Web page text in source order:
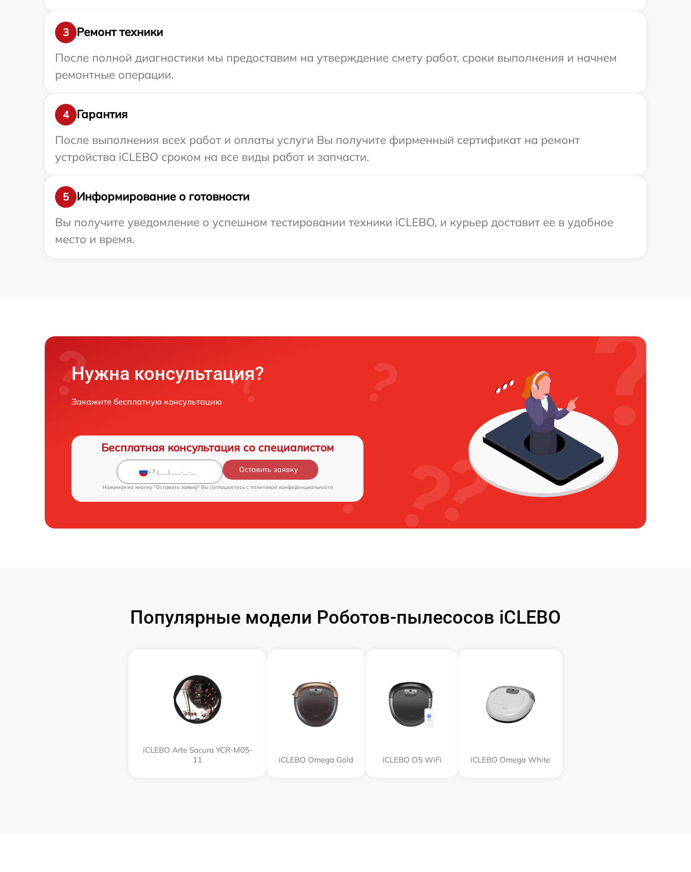
3
Ремонт техники
После полной диагностики мы предоставим на утверждение смету работ, сроки выполнения и начнем
ремонтные операции.
4
Гарантия
После выполнения всех работ и оплаты услуги Вы получите фирменный сертификат на ремонт
устройства iCLEBO сроком на все виды работ и запчасти.
5
Информирование о готовности
Вы получите уведомление о успешном тестировании техники iCLEBO, и курьер доставит ее в удобное
место и время.
Нужна консультация?
Закажите бесплатную консультацию
Бесплатная консультация со специалистом
Оставить заявку
Нажимая на кнопку "Оставить заявку" Вы соглашаетесь c политикой конфиденциальности
Популярные модели Роботов-пылесосов iCLEBO
iCLEBO Arte Sacura YCR-M05-
11
iCLEBO Omega Gold iCLEBO O5 WiFi iCLEBO Omega White